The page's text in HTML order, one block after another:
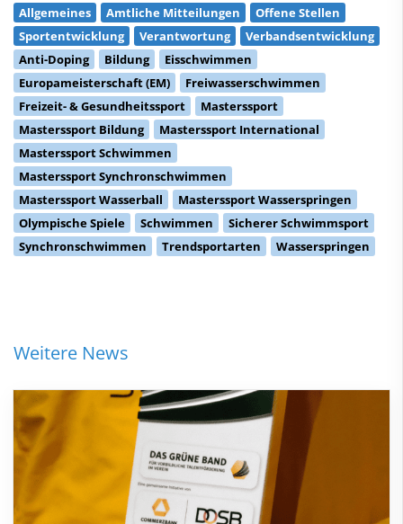
Allgemeines Amtliche Mitteilungen
Offene Stellen
Sportentwicklung
Verantwortung
Verbandsentwicklung
Anti-Doping
Bildung
Eisschwimmen
Europameisterschaft (EM)
Freiwasserschwimmen
Freizeit- & Gesundheitssport
Masterssport
Masterssport Bildung
Masterssport International
Masterssport Schwimmen
Masterssport Synchronschwimmen
Masterssport Wasserball
Masterssport Wasserspringen
Olympische Spiele
Schwimmen
Sicherer Schwimmsport
Synchronschwimmen
Trendsportarten Wasserspringen
Weitere News